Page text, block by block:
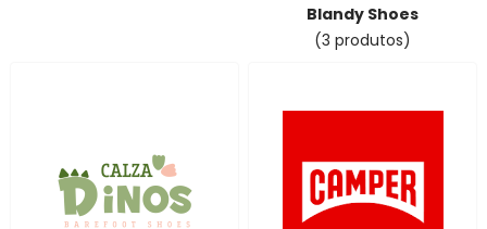
Blandy Shoes
(3 produtos)